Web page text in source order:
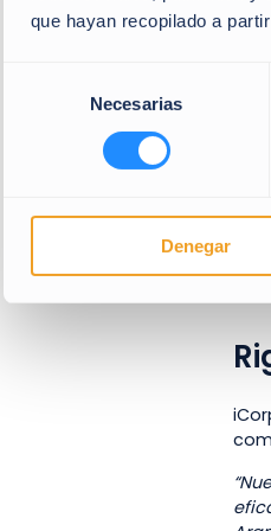
que hayan recopilado a
consentimiento
Necesarias
Denegar
y
el